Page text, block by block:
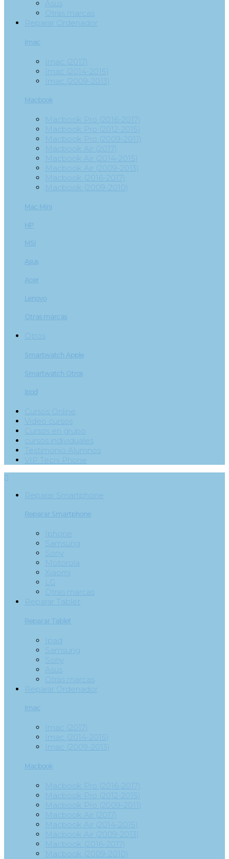
Asus
Otras marcas
Reparar Ordenador
Imac
Imac (2017)
Imac (2014-2015)
Imac (2009-2013)
Macbook
Macbook Pro (2016-2017)
Macbook Pro (2012-2015)
Macbook Pro (2009-2011)
Macbook Air (2017)
Macbook Air (2014-2015)
Macbook Air (2009-2013)
Macbook (2016-2017)
Macbook (2009-2010)
Mac Mini
HP
MSI
Asus
Acer
Lenovo
Otras marcas
Otros
Smartwatch Apple
Smartwatch Otros
Ipod
Cursos Online
Video cursos
Cursos en grupo
cursos individuales
Testimonio Alumnos
VIP Tecni Phone

Reparar Smartphone
Reparar Smartphone
Iphone
Samsung
Sony
Motorola
Xiaomi
LG
Otras marcas
Reparar Tablet
Reparar Tablet
Ipad
Samsung
Sony
Asus
Otras marcas
Reparar Ordenador
Imac
Imac (2017)
Imac (2014-2015)
Imac (2009-2013)
Macbook
Macbook Pro (2016-2017)
Macbook Pro (2012-2015)
Macbook Pro (2009-2011)
Macbook Air (2017)
Macbook Air (2014-2015)
Macbook Air (2009-2013)
Macbook (2016-2017)
Macbook (2009-2010)